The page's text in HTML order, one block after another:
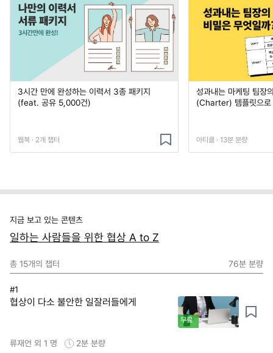
3시간 만에 완성하는 이력서 3종 패키지
(feat. 공유 5,000건)
웹북 · 2개 챕터
성과내는 마케팅 팀장
(Charter) 템플릿으로
아티클 · 13분 분량
지금 보고 있는 콘텐츠
일하는 사람들을 위한 협상 A to Z
총 15개의 챕터 76분 분량
#1
협상이 다소 불안한 일잘러들에게
무료
류재언 외 1 명 2분 분량